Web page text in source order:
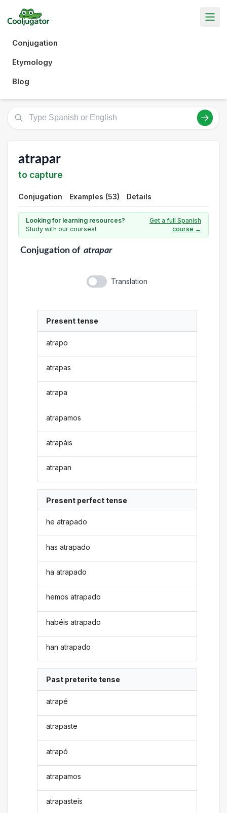
Conjugation
Etymology
Blog
atrapar
to capture
Conjugation Examples (53) Details
Looking for learning resources?
Study with our courses!
Get a full Spanish
course →
Conjugationof atrapar
Translation
Present tense
atrapo
atrapas
atrapa
atrapamos
atrapáis
atrapan
Present perfect tense
he atrapado
has atrapado
ha atrapado
hemos atrapado
habéis atrapado
han atrapado
Past preterite tense
atrapé
atrapaste
atrapó
atrapamos
atrapasteis